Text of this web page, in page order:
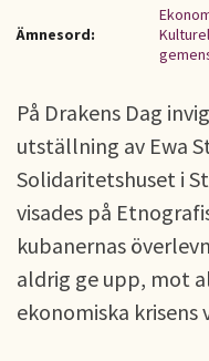
Ämnesord:
På Drakens Dag
utställning av Ewa
Solidaritetshuset i
visades på
kubanernas
aldrig ge upp, mot
ekonomiska krisens